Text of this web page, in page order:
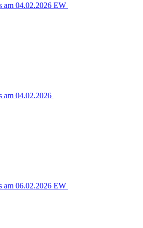
am 04.02.2026 EW
am 04.02.2026
am 06.02.2026 EW